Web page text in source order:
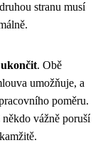
stranu musí
ukončit. Obě
umožňuje, a
poměru.
vážně poruší